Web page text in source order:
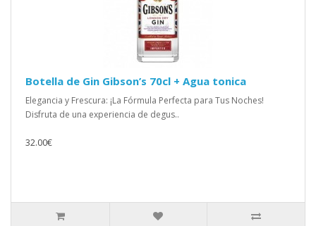
Botella de Gin Gibson’s 70cl + Agua tonica
Elegancia y Frescura: ¡La Fórmula Perfecta para Tus Noches!
Disfruta de una experiencia de degus..
32.00€